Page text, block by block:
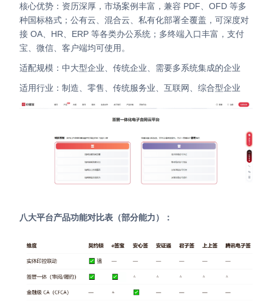
核心优势：资历深厚，市场案例丰富，兼容 PDF、OFD 等多
种国标格式；公有云、混合云、私有化部署全覆盖，可深度对
接 OA、HR、ERP 等各类办公系统；多终端入口丰富，支付
宝、微信、客户端均可使用。
适配规模：中大型企业、传统企业、需要多系统集成的企业
适用行业：制造、零售、传统服务业、互联网、综合型企业
八大平台产品功能对比表（部分能力）：